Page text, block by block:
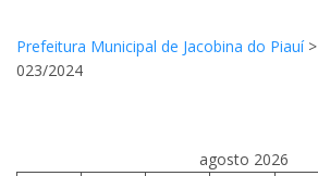
Prefeitura Municipal de Jacobina do Piauí>
023/2024
agosto 2026